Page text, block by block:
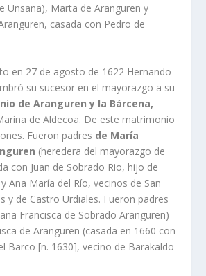
Unsana), Marta de Aranguren y
casada con Pedro de
en 27 de agosto de 1622 Hernando
su sucesor en el mayorazgo a su
de Aranguren y la Bárcena,
de Aldecoa. De este matrimonio
Fueron padres de Marí­a
(heredera del mayorazgo de
con Juan de Sobrado Rio, hijo de
Ana Marí­a del Rí­o, vecinos de San
y de Castro Urdiales. Fueron padres
Francisca de Sobrado Aranguren)
de Aranguren (casada en 1660 con
Barco [n. 1630], vecino de Barakaldo